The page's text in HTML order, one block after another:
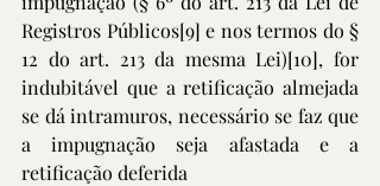
Registros Públicos[9] e nos termos do §
12 do art. 213 da mesma Lei)[10], for
indubitável que a retificação almejada
se dá intramuros, necessário se faz que
a impugnação seja afastada e a
retificação deferida